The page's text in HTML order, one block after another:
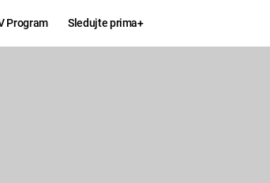
Program Sledujte prima+